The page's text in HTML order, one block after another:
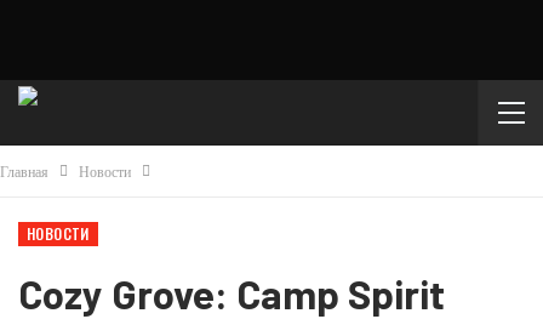
Главная Новости
НОВОСТИ
Cozy Grove: Camp Spirit